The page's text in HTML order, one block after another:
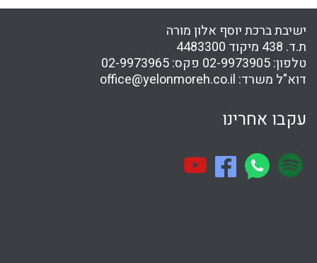
ישיבת ברכת יוסף אלון מורה
ת.ד. 438 מיקוד 4483300
טלפון:02-9973905 פקס:02-9973965
דוא"ל משרד: office@yelonmoreh.co.il
עקבו אחרינו